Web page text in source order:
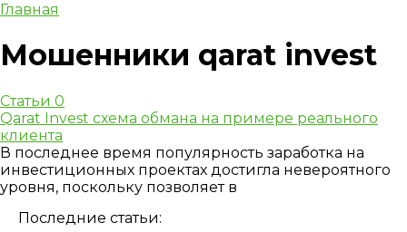
Главная
Мошенники qarat invest
Статьи 0
Qarat Invest схема обмана на примере реального
клиента
В последнее время популярность заработка на
инвестиционных проектах достигла невероятного
уровня, поскольку позволяет в
Последние статьи: